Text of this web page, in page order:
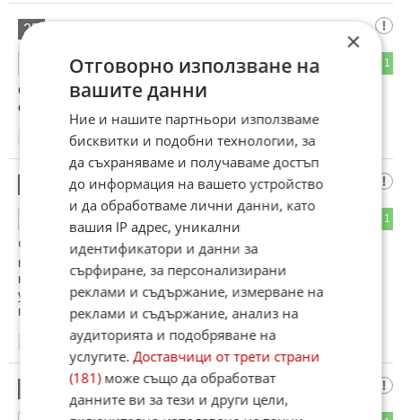
25 уха
1
ОТГОВОР
СЕКС на челна стойка!
ох, какооо ! :))
01.02.2013
$$$
1
Челната стойка на спалната, направо надъхва, сумати
народ, ще мастру***а на тази снимка... Ехх от каде тоя
късмет и в България да има такива даскали, поне като не
учат децата, да се отракват и по-лесно да си намират
партньори в живота, и ще бием циганите по население!
01.02.2013
kibika
×
Отговорно използване на
вашите данни
Ние и нашите партньори използваме
бисквитки и подобни технологии, за
да съхраняваме и получаваме достъп
до информация на вашето устройство
и да обработваме лични данни, като
вашия IP адрес, уникални
идентификатори и данни за
сърфиране, за персонализирани
реклами и съдържание, измерване на
реклами и съдържание, анализ на
аудиторията и подобряване на
услугите.Доставчици от трети страни
(181)може също да обработват
данните ви за тези и други цели,